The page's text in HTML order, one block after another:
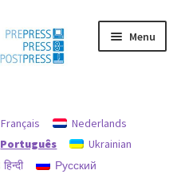
Menu
Français
Nederlands
Português
Ukrainian
हिन्दी
Русский